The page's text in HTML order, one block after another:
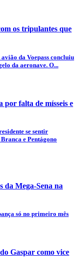
os tripulantes que
da Voepass concluiu
da aeronave. O...
por falta de mísseis e
se sentir
e Pentágono
da Mega-Sena na
só no primeiro mês
Gaspar como vice